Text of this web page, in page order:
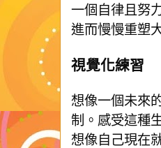
一個自律且努
進而慢慢重塑
視覺化練習
想像一個未來
制。感受這種
想像自己現在